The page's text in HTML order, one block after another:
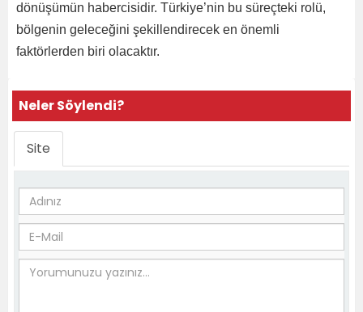
dönüşümün habercisidir. Türkiye’nin bu süreçteki rolü,
bölgenin geleceğini şekillendirecek en önemli
faktörlerden biri olacaktır.
Neler Söylendi?
Site